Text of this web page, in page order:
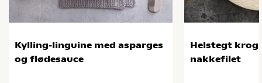
Kylling-linguine med asparges
og flødesauce
Helstegt
nakkefilet